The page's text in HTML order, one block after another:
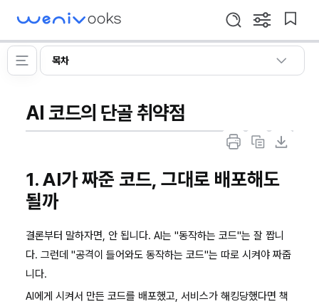
WeniVooks
검
창
열
기
북
크
딱
필
목차
출
하
마
다
사
하
AI 코드의 단골 취약점
1. AI가 짜준 코드, 그대로 배포해도
될까
결론부터 말하자면, 안 됩니다. AI는 "동작하는 코드"는 잘 짭니
다. 그런데 "공격이 들어와도 동작하는 코드"는 따로 시켜야 짜줍
니다.
AI에게 시켜서 만든 코드를 배포했고, 서비스가 해킹당했다면 책